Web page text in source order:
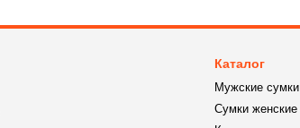
Каталог
Мужские сумки
Сумки женские